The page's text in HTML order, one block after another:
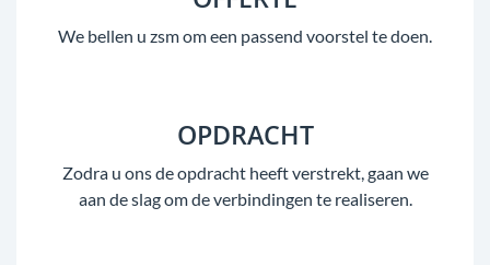
We bellen u zsm om een passend voorstel te doen.
OPDRACHT
Zodra u ons de opdracht heeft verstrekt, gaan we
aan de slag om de verbindingen te realiseren.